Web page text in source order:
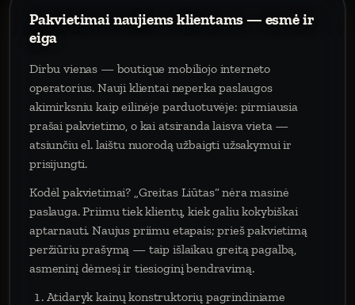
Pakvietimai naujiems klientams — esmė ir
eiga
Dirbu vienas — boutique mobiliojo interneto
operatorius. Nauji klientai neperka paslaugos
akimirksniu kaip eilinėje parduotuvėje: pirmiausia
prašai pakvietimo, o kai atsiranda laisva vieta —
atsiunčiu el. laištu nuorodą užbaigti užsakymui ir
prisijungti.
Kodėl pakvietimai? „Greitas Liūtas“ nėra masinė
paslauga. Priimu tiek klientų, kiek galiu kokybiškai
aptarnauti. Naujus priimu etapais; prieš pakvietimą
peržiūriu prašymą — taip išlaikau greitą pagalbą,
asmeninį dėmesį ir tiesioginį bendravimą.
Atidaryk kainų konstruktorių pagrindiniame